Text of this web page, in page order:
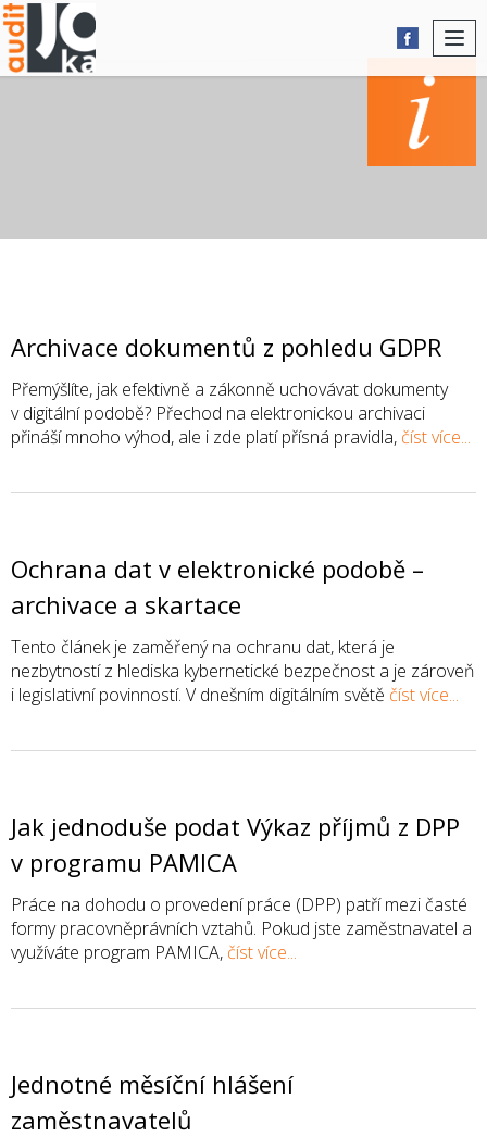
Archivace dokumentů z pohledu GDPR
Přemýšlíte, jak efektivně a zákonně uchovávat dokumenty
v digitální podobě? Přechod na elektronickou archivaci
přináší mnoho výhod, ale i zde platí přísná pravidla, číst více...
Ochrana dat v elektronické podobě –
archivace a skartace
Tento článek je zaměřený na ochranu dat, která je
nezbytností z hlediska kybernetické bezpečnost a je zároveň
i legislativní povinností. V dnešním digitálním světě číst více...
Jak jednoduše podat Výkaz příjmů z DPP
v programu PAMICA
Práce na dohodu o provedení práce (DPP) patří mezi časté
formy pracovněprávních vztahů. Pokud jste zaměstnavatel a
využíváte program PAMICA, číst více...
Jednotné měsíční hlášení
zaměstnavatelů